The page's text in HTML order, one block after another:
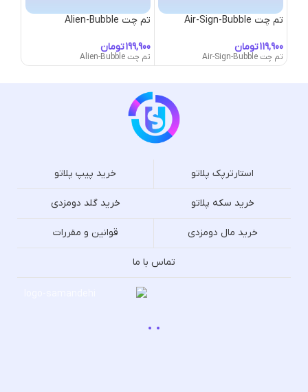
تم چت Air-Sign-Bubble
تومان
تم چت Air-Sign-Bubble
تم چت Alien-Bubble
تومان
تم چت Alien-Bubble
استارترپک پلاتو خرید پیپ پلاتو
خرید سکه پلاتو خرید گلد دومزدی
خرید مال دومزدی قوانین و مقررات
تماس با ما